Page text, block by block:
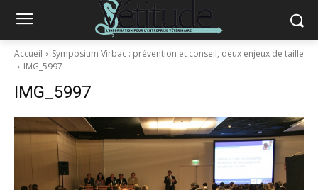
Accueil
Symposium Virbac : prévention et conseil, deux enjeux de taille
IMG_5997
IMG_5997